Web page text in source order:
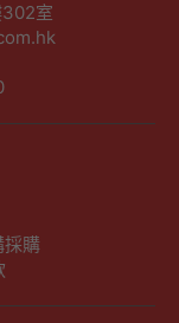
室
採購